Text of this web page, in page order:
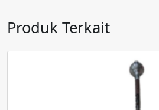
Produk Terkait